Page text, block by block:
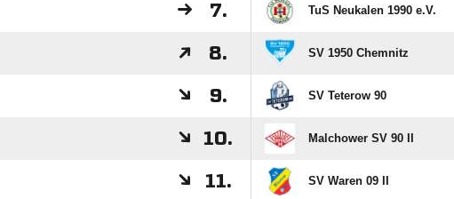
7. TuS Neukalen 1990 e.V.
8. SV 1950 Chemnitz
9. SV Teterow 90
10. Malchower SV 90 II
11. SV Waren 09 II